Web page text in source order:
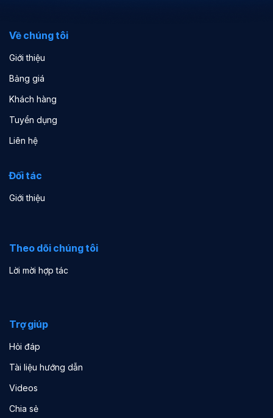
Về chúng tôi
Giới thiệu
Bảng giá
Khách hàng
Tuyển dụng
Liên hệ
Đối tác
Giới thiệu
Theo dõi chúng tôi
Lời mời hợp tác
Trợ giúp
Hỏi đáp
Tài liệu hướng dẫn
Videos
Chia sẻ